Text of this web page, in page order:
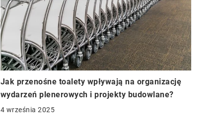
Jak przenośne toalety wpływają na organizację
wydarzeń plenerowych i projekty budowlane?
4 września 2025